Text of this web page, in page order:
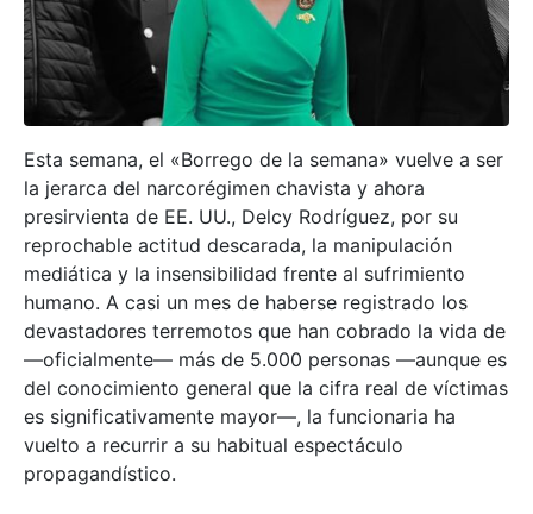
Esta semana, el «Borrego de la semana» vuelve a ser
la jerarca del narcorégimen chavista y ahora
presirvienta de EE. UU., Delcy Rodríguez, por su
reprochable actitud descarada, la manipulación
mediática y la insensibilidad frente al sufrimiento
humano. A casi un mes de haberse registrado los
devastadores terremotos que han cobrado la vida de
—oficialmente— más de 5.000 personas —aunque es
del conocimiento general que la cifra real de víctimas
es significativamente mayor—, la funcionaria ha
vuelto a recurrir a su habitual espectáculo
propagandístico.